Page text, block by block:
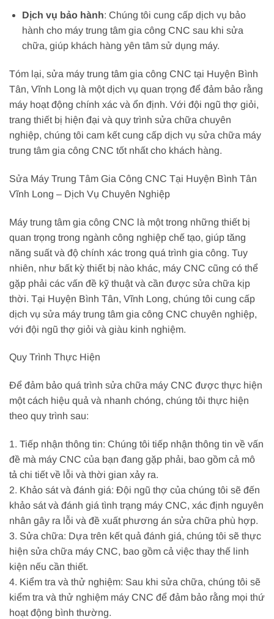
Dịch vụ bảo hành: Chúng tôi cung cấp dịch vụ bảo
hành cho máy trung tâm gia công CNC sau khi sửa
chữa, giúp khách hàng yên tâm sử dụng máy.
Tóm lại, sửa máy trung tâm gia công CNC tại Huyện Bình
Tân, Vĩnh Long là một dịch vụ quan trọng để đảm bảo rằng
máy hoạt động chính xác và ổn định. Với đội ngũ thợ giỏi,
trang thiết bị hiện đại và quy trình sửa chữa chuyên
nghiệp, chúng tôi cam kết cung cấp dịch vụ sửa chữa máy
trung tâm gia công CNC tốt nhất cho khách hàng.
Sửa Máy Trung Tâm Gia Công CNC Tại Huyện Bình Tân
Vĩnh Long – Dịch Vụ Chuyên Nghiệp
Máy trung tâm gia công CNC là một trong những thiết bị
quan trọng trong ngành công nghiệp chế tạo, giúp tăng
năng suất và độ chính xác trong quá trình gia công. Tuy
nhiên, như bất kỳ thiết bị nào khác, máy CNC cũng có thể
gặp phải các vấn đề kỹ thuật và cần được sửa chữa kịp
thời. Tại Huyện Bình Tân, Vĩnh Long, chúng tôi cung cấp
dịch vụ sửa máy trung tâm gia công CNC chuyên nghiệp,
với đội ngũ thợ giỏi và giàu kinh nghiệm.
Quy Trình Thực Hiện
Để đảm bảo quá trình sửa chữa máy CNC được thực hiện
một cách hiệu quả và nhanh chóng, chúng tôi thực hiện
theo quy trình sau:
1. Tiếp nhận thông tin: Chúng tôi tiếp nhận thông tin về vấn
đề mà máy CNC của bạn đang gặp phải, bao gồm cả mô
tả chi tiết về lỗi và thời gian xảy ra.
2. Khảo sát và đánh giá: Đội ngũ thợ của chúng tôi sẽ đến
khảo sát và đánh giá tình trạng máy CNC, xác định nguyên
nhân gây ra lỗi và đề xuất phương án sửa chữa phù hợp.
3. Sửa chữa: Dựa trên kết quả đánh giá, chúng tôi sẽ thực
hiện sửa chữa máy CNC, bao gồm cả việc thay thế linh
kiện nếu cần thiết.
4. Kiểm tra và thử nghiệm: Sau khi sửa chữa, chúng tôi sẽ
kiểm tra và thử nghiệm máy CNC để đảm bảo rằng mọi thứ
hoạt động bình thường.